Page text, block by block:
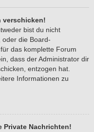
verschicken!
bist du nicht
die Board-
das komplette Forum
dass der Administrator dir
entzogen hat.
Informationen zu
Private Nachrichten!